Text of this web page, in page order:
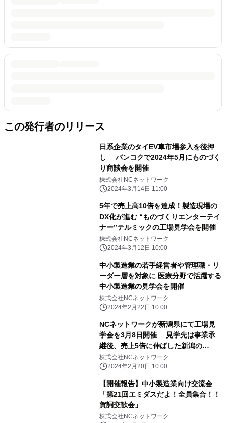
この発行者のリリース
日系企業のタイEV車市場参入を後押
し バンコクで2024年5月にものづく
り商談会を開催
株式会社NCネットワーク
2024年3月14日 11:00
5年で売上高10倍を達成！製造現場の
DX化が進む “ものづくりエンターテイ
ナー”テルミックの工場見学会を開催
株式会社NCネットワーク
2024年3月12日 10:00
中小製造業の若手経営者や管理職・リ
ーダー層を対象に 医療分野で活躍する
中小製造業の見学会を開催
株式会社NCネットワーク
2024年2月22日 10:00
NCネットワークが新潟県にて工場見
学会を3月8日開催 見学先は事業承
継後、売上5倍に伸ばした新潟の
hakkai株式会社
株式会社NCネットワーク
2024年2月20日 10:00
【開催報告】中小製造業向け交流会
「第21回エミダスだよ！全員集合！！
賀詞交歓会」
株式会社NCネットワーク